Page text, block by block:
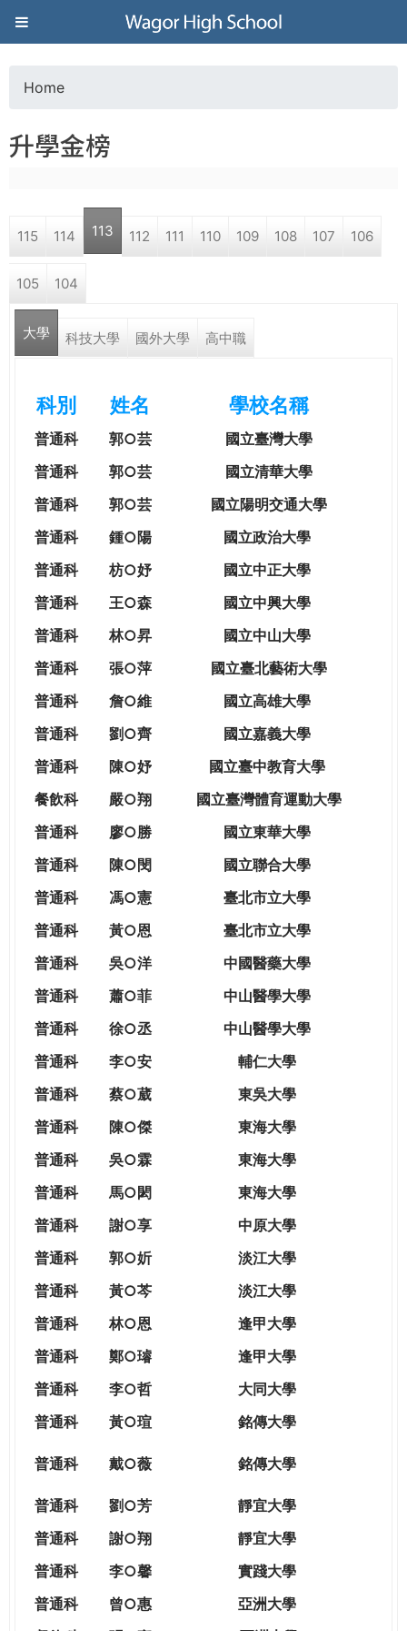
Jump to navigation
葳
格
高
學
WAGOR
TODAY
WORLD
TOMORROW
CITIZENSHIP
o
a
r
e
e
Home
升學金榜
115 114 113 112 111 110 109 108 107 106
105 104
大學 科技大學 國外大學 高中職
科別 姓名 學校名稱
普通科 郭○芸
國立臺灣大學
普通科
郭○芸
國立清華大學
普通科
郭○芸
國立陽明交通大學
普通科
鍾○陽
國立政治大學
普通科
枋○妤
國立中正大學
普通科
王○森
國立中興大學
普通科
林○昇
國立中山大學
普通科
張○萍
國立臺北藝術大學
普通科
詹○維
國立高雄大學
普通科
劉○齊
國立嘉義大學
普通科
陳○妤
國立臺中教育大學
餐飲科
嚴○翔 國立臺灣體育運動大學
普通科
廖○勝
國立東華大學
普通科
陳○閔
國立聯合大學
普通科
馮○憲
臺北市立大學
普通科
黃○恩
臺北市立大學
普通科 吳○洋
中國醫藥大學
普通科
蕭○菲
中山醫學大學
普通科
徐○丞
中山醫學大學
普通科
李○安
輔仁大學
普通科
蔡○葳
東吳大學
普通科
陳○傑
東海大學
普通科
吳○霖
東海大學
普通科
馬○閎
東海大學
普通科
謝○享
中原大學
普通科
郭○妡
淡江大學
普通科
黃○芩
淡江大學
普通科
林○恩
逢甲大學
普通科
鄭○璿
逢甲大學
普通科
李○哲
大同大學
普通科
黃○瑄 銘傳大學
普通科 戴○薇 銘傳大學
普通科 劉○芳
靜宜大學
普通科
謝○翔
靜宜大學
普通科
李○馨
實踐大學
普通科
曾○惠
亞洲大學